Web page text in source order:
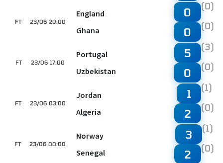
23/06 20:00
FT
England
Ghana
0 (0)
0 (0)
23/06 17:00
FT
Portugal
Uzbekistan
5 (3)
0 (0)
23/06 03:00
FT
Jordan
Algeria
1 (1)
2 (0)
23/06 00:00
FT
Norway
Senegal
3 (1)
2 (0)